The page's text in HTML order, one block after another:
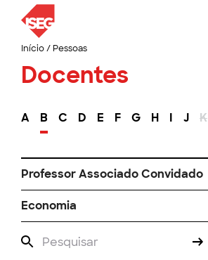
Início/ Pessoas
Docentes
A B C D E F G H I J K
Professor Associado Convidado
Economia